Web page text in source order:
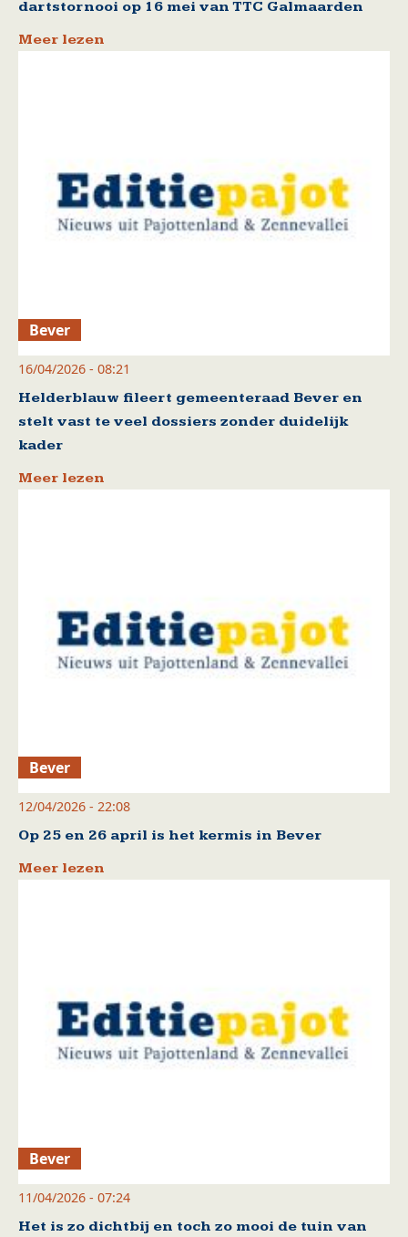
dartstornooi op 16 mei van TTC Galmaarden
Meer lezen
Bever
16/04/2026 - 08:21
Helderblauw fileert gemeenteraad Bever en
stelt vast te veel dossiers zonder duidelijk
kader
Meer lezen
Bever
12/04/2026 - 22:08
Op 25 en 26 april is het kermis in Bever
Meer lezen
Bever
11/04/2026 - 07:24
Het is zo dichtbij en toch zo mooi de tuin van